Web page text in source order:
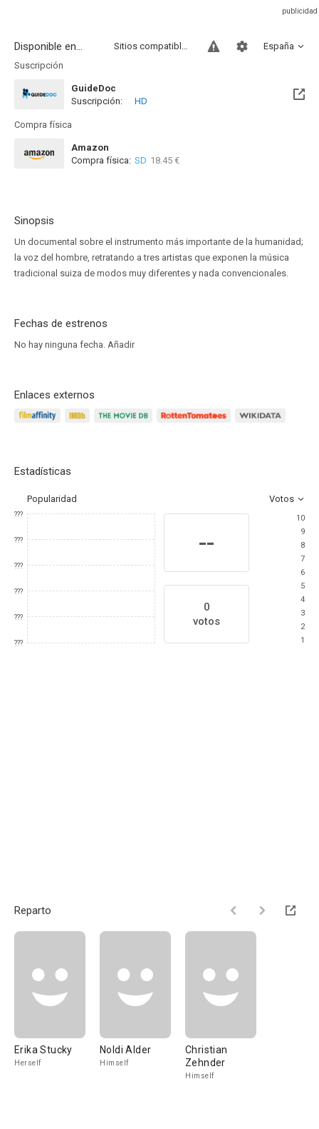
Disponible en... España
Sitios compatibles
Suscripción
GuideDoc
Suscripción:
HD
Compra física
Amazon
Compra física: SD 18.45 €
Sinopsis
Un documental sobre el instrumento más importante de la humanidad;
la voz del hombre, retratando a tres artistas que exponen la música
tradicional suiza de modos muy diferentes y nada convencionales.
Fechas de estrenos
No hay ninguna fecha. Añadir
Enlaces externos
Estadísticas
Popularidad Votos
???
???
???
???
???
???
--
0
votos
10
9
8
7
6
5
4
3
2
1
Reparto
Erika Stucky
Herself
Noldi Alder
Himself
Christian
Zehnder
Himself